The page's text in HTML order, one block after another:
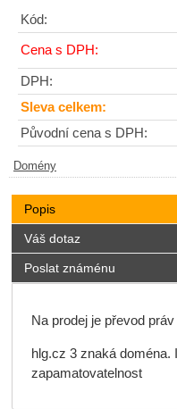
Kód:
Cena s DPH:
DPH:
Sleva celkem:
Původní cena s DPH:
Domény
Popis
Váš dotaz
Poslat známénu
Na prodej je převod
hlg.cz 3 znaká doména.
zapamatovatelnost